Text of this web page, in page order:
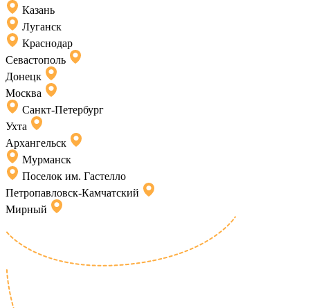
Казань
Луганск
Краснодар
Севастополь
Донецк
Москва
Санкт-Петербург
Ухта
Архангельск
Мурманск
Поселок им. Гастелло
Петропавловск-Камчатский
Мирный